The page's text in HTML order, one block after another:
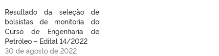
Resultado da seleção de
bolsistas de monitoria do
Curso de Engenharia de
Petróleo – Edital 14/2022
30 de agosto de 2022